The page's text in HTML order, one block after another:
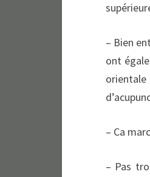
– Bien
ont
orientale
– Ca
– Pas